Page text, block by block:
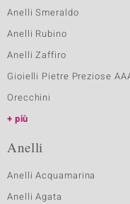
Anelli Smeraldo
Anelli Rubino
Anelli Zaffiro
Gioielli Pietre Preziose
Orecchini
più
Anelli
Anelli Acquamarina
Anelli Agata